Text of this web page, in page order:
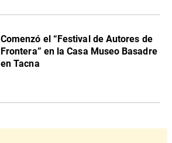
Comenzó el “Festival de Autores de
Frontera” en la Casa Museo Basadre
en Tacna